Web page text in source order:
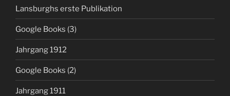
Lansburghs erste Publikation
Google Books (3)
Jahrgang 1912
Google Books (2)
Jahrgang 1911